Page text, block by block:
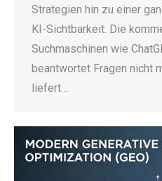
Strategien hin zu einer
KI-Sichtbarkeit. Die
Suchmaschinen wie
beantwortet Fragen nicht
liefert…